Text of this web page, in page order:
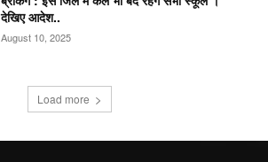
देखिए आदेश..
August 10, 2025
Load more